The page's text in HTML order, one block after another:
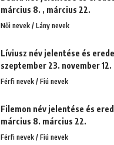
március 8. , március 22.
Női nevek / Lány nevek
Líviusz név jelentése és
szeptember 23. november 12.
Férfi nevek / Fiú nevek
Filemon név jelentése és
március 8. március 22.
Férfi nevek / Fiú nevek